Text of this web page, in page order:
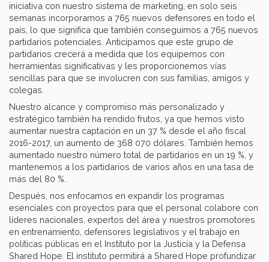
iniciativa con nuestro sistema de marketing, en solo seis
semanas incorporamos a 765 nuevos defensores en todo el
país, lo que significa que también conseguimos a 765 nuevos
partidarios potenciales. Anticipamos que este grupo de
partidarios crecerá a medida que los equipemos con
herramientas significativas y les proporcionemos vías
sencillas para que se involucren con sus familias, amigos y
colegas.
Nuestro alcance y compromiso más personalizado y
estratégico también ha rendido frutos, ya que hemos visto
aumentar nuestra captación en un 37 % desde el año fiscal
2016-2017, un aumento de 368 070 dólares. También hemos
aumentado nuestro número total de partidarios en un 19 %, y
mantenemos a los partidarios de varios años en una tasa de
más del 80 %.
Después, nos enfocamos en expandir los programas
esenciales con proyectos para que el personal colabore con
líderes nacionales, expertos del área y nuestros promotores
en entrenamiento, defensores legislativos y el trabajo en
políticas públicas en el Instituto por la Justicia y la Defensa
Shared Hope. El instituto permitirá a Shared Hope profundizar